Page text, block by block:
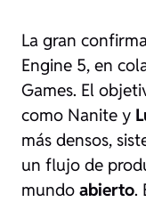
La gran
Engine 5, en
Games. El
como Nanite y
más densos,
un flujo de
mundo abierto.